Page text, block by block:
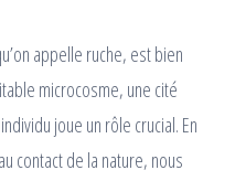
appelle ruche, est bien
microcosme, une cité
joue un rôle crucial. En
contact de la nature, nous